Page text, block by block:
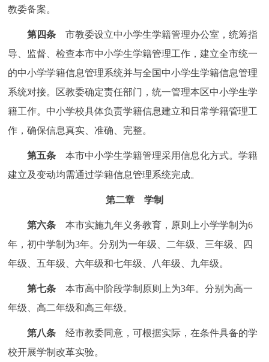
教委备案。
第四条 市教委设立中小学生学籍管理办公室，统筹指
导、监督、检查本市中小学生学籍管理工作，建立全市统一
的中小学学籍信息管理系统并与全国中小学生学籍信息管理
系统对接。区教委确定责任部门，统一管理本区中小学生学
籍工作。中小学校具体负责学籍信息建立和日常学籍管理工
作，确保信息真实、准确、完整。
第五条 本市中小学生学籍管理采用信息化方式。学籍
建立及变动均需通过学籍信息管理系统完成。
第二章 学制
第六条 本市实施九年义务教育，原则上小学学制为6
年，初中学制为3年。分别为一年级、二年级、三年级、四
年级、五年级、六年级和七年级、八年级、九年级。
第七条 本市高中阶段学制原则上为3年。分别为高一
年级、高二年级和高三年级。
第八条 经市教委同意，可根据实际，在条件具备的学
校开展学制改革实验。